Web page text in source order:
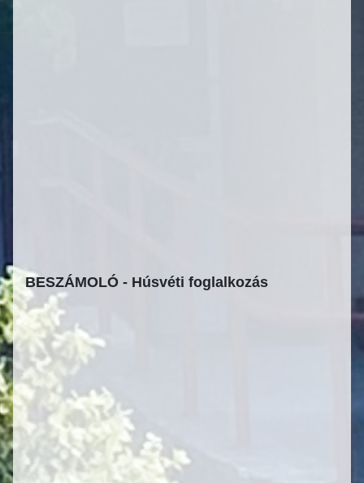
BESZÁMOLÓ - Húsvéti foglalkozás